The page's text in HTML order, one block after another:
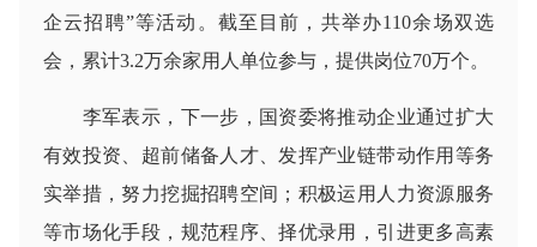
企云招聘”等活动。截至目前，共举办110余场双选
会，累计3.2万余家用人单位参与，提供岗位70万个。
李军表示，下一步，国资委将推动企业通过扩大
有效投资、超前储备人才、发挥产业链带动作用等务
实举措，努力挖掘招聘空间；积极运用人力资源服务
等市场化手段，规范程序、择优录用，引进更多高素